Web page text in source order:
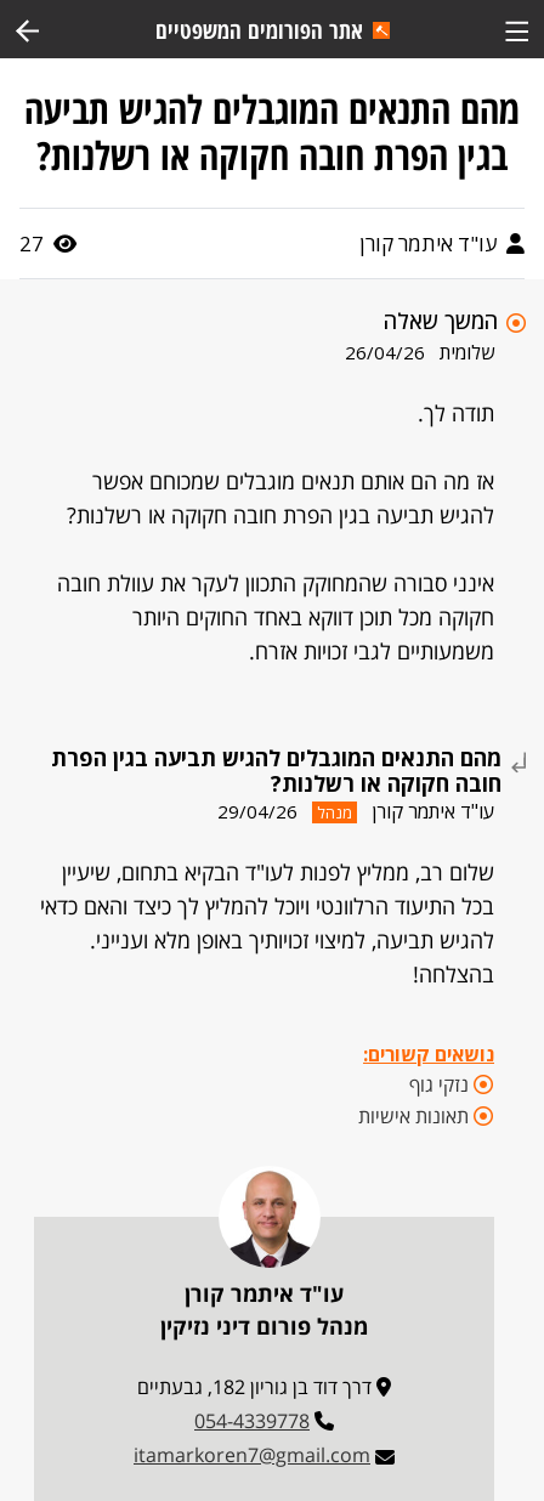
אתר הפורומים המשפטיים
מהם התנאים המוגבלים להגיש תביעה
בגין הפרת חובה חקוקה או רשלנות?
עו"ד איתמר קורן 27
המשך שאלה
שלומית 26/04/26
תודה לך.
אז מה הם אותם תנאים מוגבלים שמכוחם אפשר
להגיש תביעה בגין הפרת חובה חקוקה או רשלנות?
אינני סבורה שהמחוקק התכוון לעקר את עוולת חובה
חקוקה מכל תוכן דווקא באחד החוקים היותר
משמעותיים לגבי זכויות אזרח.
מהם התנאים המוגבלים להגיש תביעה בגין הפרת
חובה חקוקה או רשלנות?
עו"ד איתמר קורן מנהל 29/04/26
שלום רב, ממליץ לפנות לעו"ד הבקיא בתחום, שיעיין
בכל התיעוד הרלוונטי ויוכל להמליץ לך כיצד והאם כדאי
להגיש תביעה, למיצוי זכויותיך באופן מלא וענייני.
בהצלחה!
נושאים קשורים:
נזקי גוף
תאונות אישיות
עו"ד איתמר קורן
מנהל פורום דיני נזיקין
דרך דוד בן גוריון 182, גבעתיים
054-4339778
itamarkoren7@gmail.com